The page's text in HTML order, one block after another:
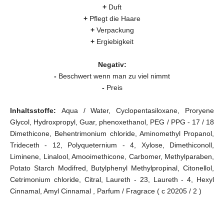
+ Duft
+ Pflegt die Haare
+ Verpackung
+ Ergiebigkeit
Negativ:
- Beschwert wenn man zu viel nimmt
- Preis
Inhaltsstoffe: Aqua / Water, Cyclopentasiloxane, Proryene
Glycol, Hydroxpropyl, Guar, phenoxethanol, PEG / PPG - 17 / 18
Dimethicone, Behentrimonium chloride, Aminomethyl Propanol,
Trideceth - 12, Polyqueternium - 4, Xylose, Dimethiconoll,
Liminene, Linalool, Amooimethicone, Carbomer, Methylparaben,
Potato Starch Modifred, Butylphenyl Methylpropinal, Citonellol,
Cetrimonium chloride, Citral, Laureth - 23, Laureth - 4, Hexyl
Cinnamal, Amyl Cinnamal , Parfum / Fragrace ( c 20205 / 2 )